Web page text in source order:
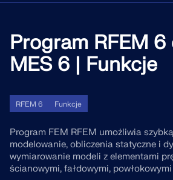
Rozwiązania
Branże
Obszary zastosowania
Normy
Usługi online
Produkty
potrzebujesz do swoich projektów
Więcej informacji
Wsparcie
Wsparcie techniczne
Szkolenie
Serwis
Nowości
Aktualności
Szkolenie
Zasoby
Pobierz pełną wersję
Edukacja
Program RFEM
MES 6 | Funkcje
RFEM 6 Funkcje
Program FEM RFEM umożliwia
modelowanie, obliczenia statyczne i
wymiarowanie modeli z elementami
ścianowymi, fałdowymi,